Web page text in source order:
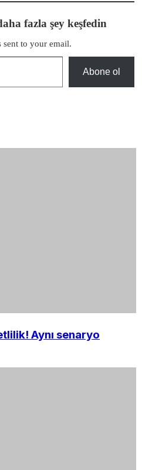
fazla şey keşfedin
sent to your email.
Abone ol
Aynı senaryo